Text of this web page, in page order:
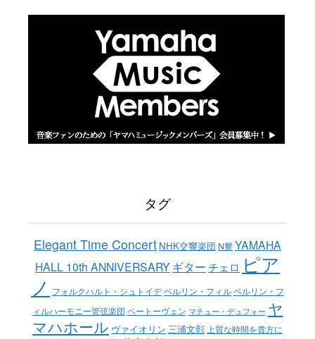
タグ
Elegant Time Concert NHK交響楽団 N響YAMAHA
HALL 10th ANNIVERSARYギターチェロ ピア
ノ
フォルクハルト・シュトイデベルリン・フィルベルリン・フ
ィルハーモニー管弦楽団 ベートーヴェン マチュー・デュフォー ヤ
マハホール ヴァイオリン 三浦文彰上質な時間を貴方に